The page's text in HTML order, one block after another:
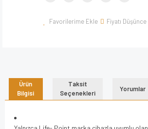
Fiyatı
Ürün
Bilgisi
Taksit
Seçenekleri
Yorumlar